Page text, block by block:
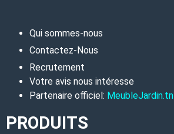
Qui sommes-nous
Contactez-Nous
Recrutement
Votre avis nous intéresse
Partenaire officiel: MeubleJardin.tn
PRODUITS